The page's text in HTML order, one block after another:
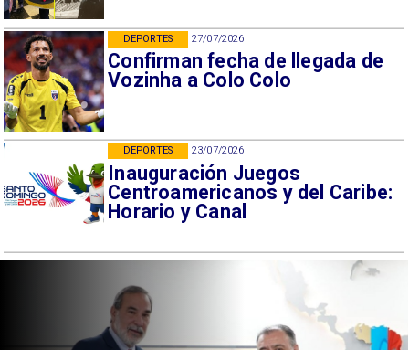
27/07/2026
Confirman fecha de llegada de
Vozinha a Colo Colo
DEPORTES
23/07/2026
Inauguración Juegos
Centroamericanos y del Caribe:
Horario y Canal
DEPORTES